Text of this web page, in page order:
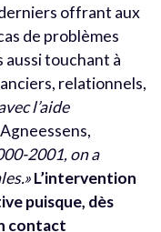
offrant aux
de problèmes
aussi touchant à
relationnels,
l’aide
2001, on a
L’intervention
puisque, dès
contact